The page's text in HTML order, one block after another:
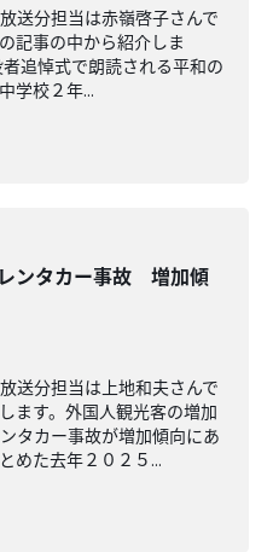
送分担当は赤嶺啓子さんで
記事の中から紹介しま
追悼式で朗読される平和の
学校２年...
ンタカー事故 増加傾
送分担当は上地和夫さんで
ます。外国人観光客の増加
タカー事故が増加傾向にあ
めた去年２０２５...